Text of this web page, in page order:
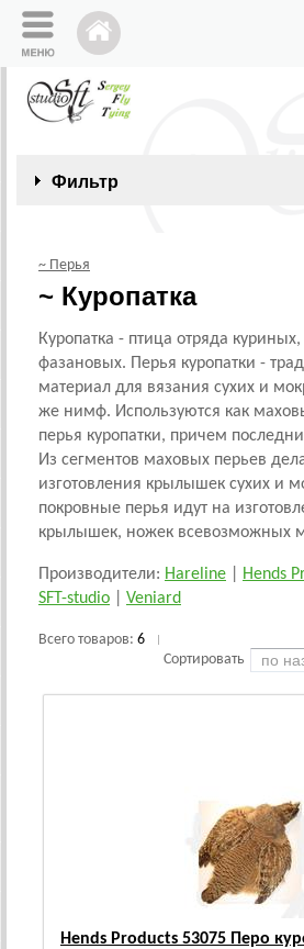
Фильтр
~ Перья
~ Куропатка
Куропатка - птица отряда
фазановых. Перья куропатки -
материал для вязания сухих и
же нимф. Используются как
перья куропатки, причем
Из сегментов маховых перьев
изготовления крылышек сухих и
покровные перья идут на
крылышек, ножек всевозможных
Производители: Hareline Hends
SFT-studio
Veniard
Всего товаров: 6
Сортировать
Hends Products 53075 Перо